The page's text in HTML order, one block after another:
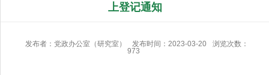
上登记通知
发布者：党政办公室（研究室） 发布时间：2023-03-20
浏览次数：
973